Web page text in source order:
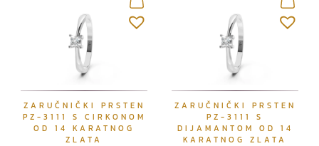
ZARUČNIČKI PRSTEN
PZ-3111 S CIRKONOM
OD 14 KARATNOG
ZLATA
ZARUČNIČKI PRSTEN
PZ-3111 S
DIJAMANTOM OD 14
KARATNOG ZLATA